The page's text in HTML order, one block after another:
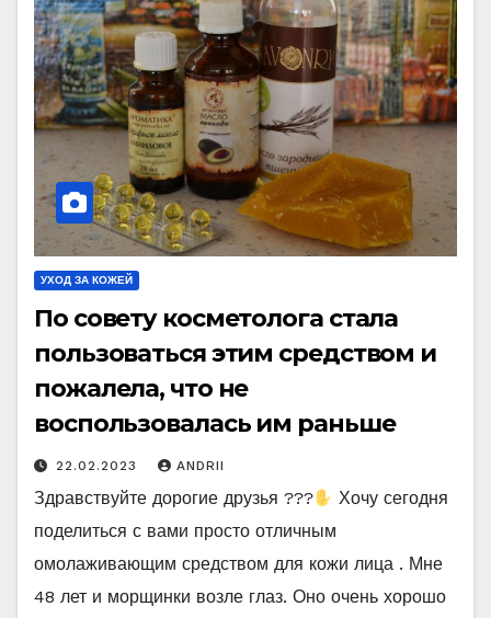
УХОД ЗА КОЖЕЙ
По совету косметолога стала
пользоваться этим средством и
пожалела, что не
воспользовалась им раньше
22.02.2023 ANDRII
Здравствуйте дорогие друзья ???
Хочу сегодня
поделиться с вами просто отличным
омолаживающим средством для кожи лица . Мне
48 лет и морщинки возле глаз. Оно очень хорошо